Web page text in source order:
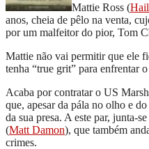
Mattie Ross (
anos, cheia de pêlo na venta,
por um malfeitor do pior, Tom
Mattie não vai permitir que ele
tenha “true grit” para enfrentar
Acaba por contratar o US
que, apesar da pála no olho e
da sua presa. A este par, junta-
(Matt Damon), que também
crimes.